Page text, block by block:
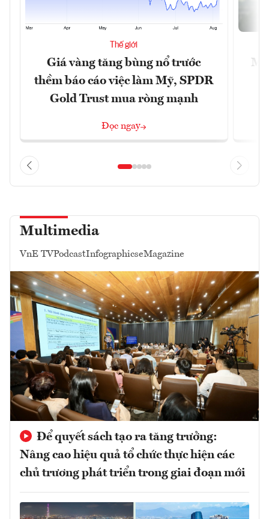
Thế giới
Giá vàng tăng bùng nổ trước
thềm báo cáo việc làm Mỹ, SPDR
Gold Trust mua ròng mạnh
Đọc ngay
Multimedia
VnE TVPodcastInfographicseMagazine
Để quyết sách tạo ra tăng trưởng:
Nâng cao hiệu quả tổ chức thực hiện các
chủ trương phát triển trong giai đoạn mới